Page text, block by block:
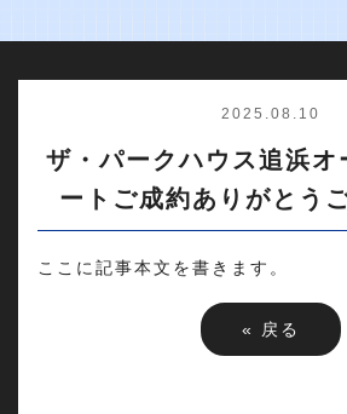
2025.08.10
ザ・パークハウス追浜オ
ートご成約ありがとう
ここに記事本文を書きます。
« 戻る